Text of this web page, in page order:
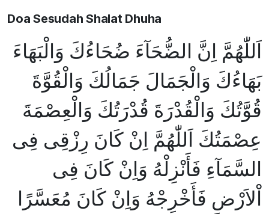
Doa Sesudah Shalat Dhuha
اَللّٰهُمَّ اِنَّ الضُّحَآءَ ضُحَاءُكَ وَالْبَهَاءَ
بَهَاءُكَ وَالْجَمَالَ جَمَالُكَ وَالْقُوَّةَ
قُوَّتُكَ وَالْقُدْرَةَ قُدْرَتُكَ وَالْعِصْمَةَ
عِصْمَتُكَ اَللّٰهُمَّ اِنْ كَانَ رِزْقِى فِى
السَّمَآءِ فَأَنْزِلْهُ وَاِنْ كَانَ فِى
اْلاَرْضِ فَأَخْرِجْهُ وَاِنْ كَانَ مُعَسَّرًا